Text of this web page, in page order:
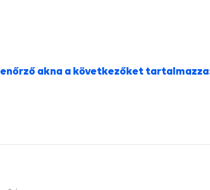
akna a következőket